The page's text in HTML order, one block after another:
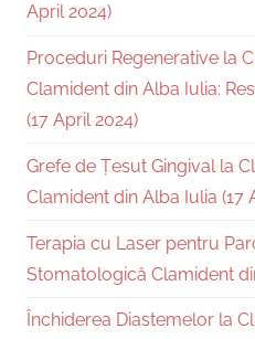
April 2024)
Proceduri Regenerative la
Clamident din Alba Iulia:
(17 April 2024)
Grefe de Țesut Gingival la
Clamident din Alba Iulia (17
Terapia cu Laser pentru
Stomatologică Clamident
Închiderea Diastemelor la